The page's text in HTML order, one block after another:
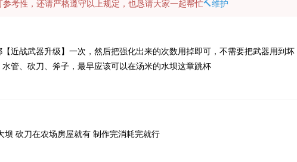
考性，还请严格遵守以上规定，也恳请大家一起帮忙🔨维护
近战武器升级】一次，然后把强化出来的次数用掉即可，不需要把武器用到坏
管、砍刀、斧子，最早应该可以在汤米的水坝这章跳杯
坝 砍刀在农场房屋就有 制作完消耗完就行